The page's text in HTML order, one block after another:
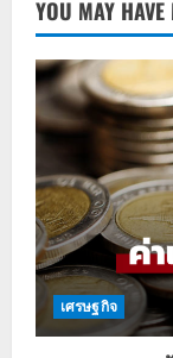
YOU MAY HAVE
เศรษฐกิจ